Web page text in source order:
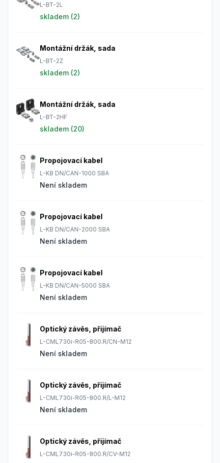
L-BT-2L
skladem (2)
Montážní držák, sada
L-BT-2Z
skladem (2)
Montážní držák, sada
L-BT-2HF
skladem (20)
Propojovací kabel
L-KB DN/CAN-1000 SBA
Není skladem
Propojovací kabel
L-KB DN/CAN-2000 SBA
Není skladem
Propojovací kabel
L-KB DN/CAN-5000 SBA
Není skladem
Optický závěs, přijímač
L-CML730i-R05-800.R/CN-M12
Není skladem
Optický závěs, přijímač
L-CML730i-R05-800.R/L-M12
Není skladem
Optický závěs, přijímač
L-CML730i-R05-800.R/CV-M12